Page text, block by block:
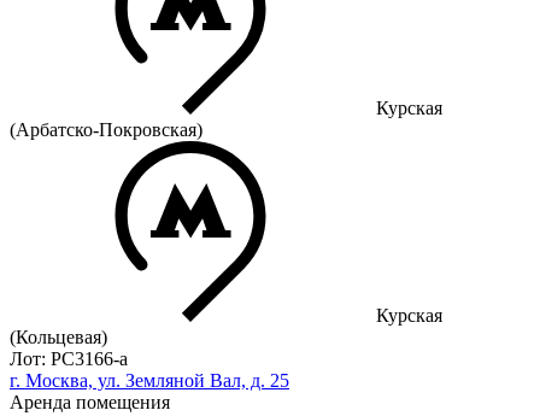
Курская
(Арбатско-Покровская)
Курская
(Кольцевая)
Лот: РС3166-a
г. Москва, ул. Земляной Вал, д. 25
Аренда помещения